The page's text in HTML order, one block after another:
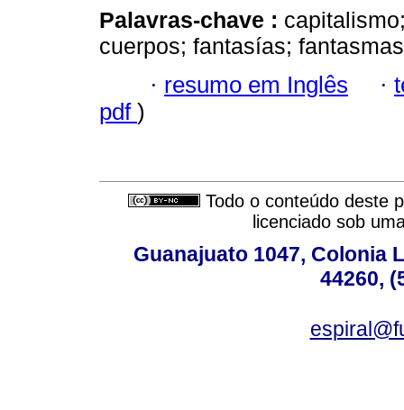
Palavras-chave :
cuerpos; fantasías;
· resumo em Inglês ·
pdf )
Todo o conteúdo deste
licenciado sob
Guanajuato 1047, Colonia
44260,